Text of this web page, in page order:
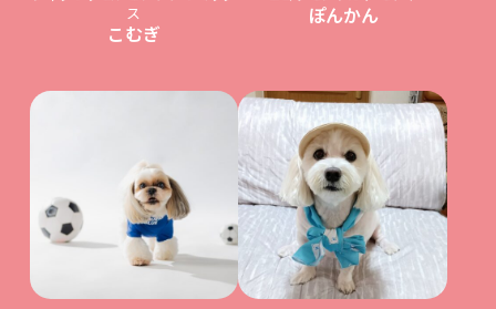
ス
こむぎ
ぽんかん